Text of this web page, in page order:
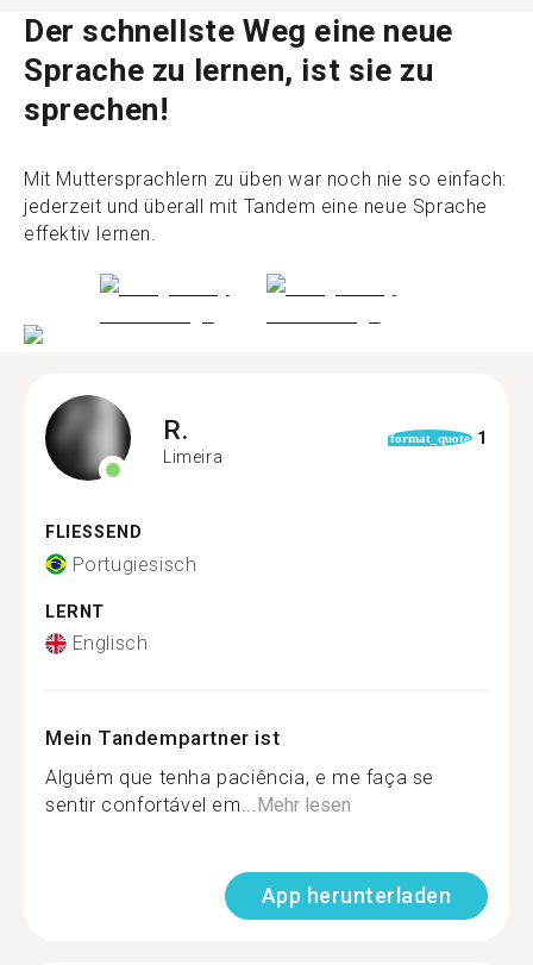
Der schnellste Weg eine neue
Sprache zu lernen, ist sie zu
sprechen!
Mit Muttersprachlern zu üben war noch nie so einfach:
jederzeit und überall mit Tandem eine neue Sprache
effektiv lernen.
R.
Limeira
format_quote 1
FLIESSEND
Portugiesisch
LERNT
Englisch
Mein Tandempartner ist
Alguém que tenha paciência, e me faça se
sentir confortável em...Mehr lesen
App herunterladen